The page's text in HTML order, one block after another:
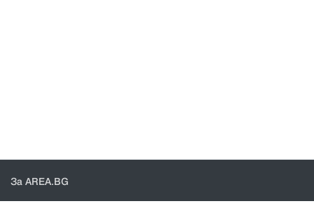
За AREA.BG